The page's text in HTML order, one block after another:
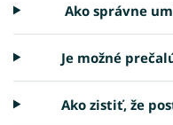
Ako správne
Je možné
Ako zistiť, že